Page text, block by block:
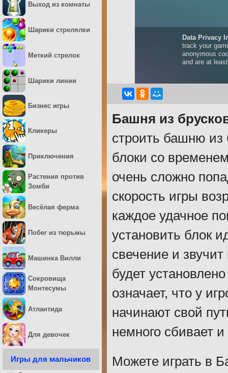
Башня из
строить башню из
блоки со
очень сложно
скорость игры
каждое удачное
установить блок
свечение и
будет
означает, что у
начинают свой
немного сбивает
Можете играть в
Выход из комнаты
Шарики стрелялки
Меткий стрелок
Шарики линии
Бизнес игры
Кликеры
Приключения
Растения против
Зомби
Весёлая ферма
Побег из тюрьмы
Машинка Вилли
Сокровища
Монтесумы
Атлантида
Для девочек
Игры для мальчиков